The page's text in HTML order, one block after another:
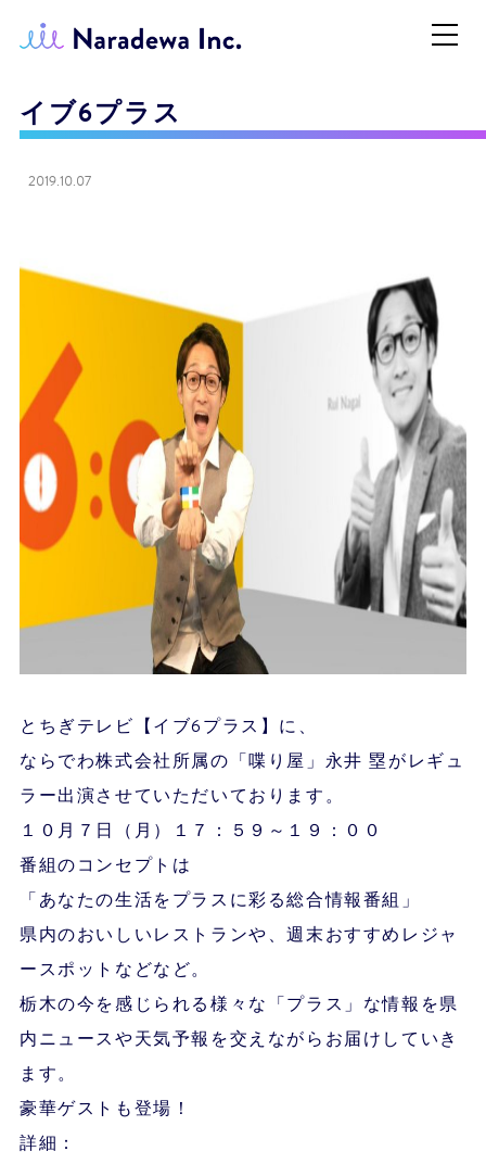
イブ6プラス
2019.10.07
とちぎテレビ【イブ6プラス】に、
ならでわ株式会社所属の「喋り屋」永井 塁がレギュ
ラー出演させていただいております。
１０月７日（月）１７：５９～１９：００
番組のコンセプトは
「あなたの生活をプラスに彩る総合情報番組」
県内のおいしいレストランや、週末おすすめレジャ
ースポットなどなど。
栃木の今を感じられる様々な「プラス」な情報を県
内ニュースや天気予報を交えながらお届けしていき
ます。
豪華ゲストも登場！
詳細：